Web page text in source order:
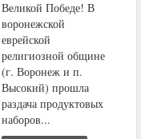
Великой Победе! В
воронежской
еврейской
религиозной общине
(г. Воронеж и п.
Высокий) прошла
раздача продуктовых
наборов...